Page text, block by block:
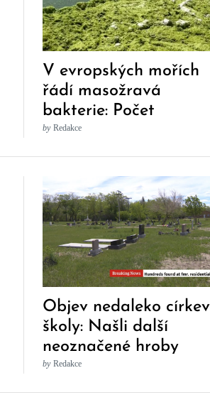
V evropských mořích
řádí masožravá
bakterie: Počet
nakažených roste
by Redakce
Objev nedaleko
školy: Našli další
neoznačené hroby
stovek dětí
by Redakce